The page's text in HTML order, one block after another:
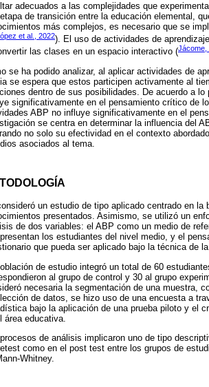
adecuados a las complejidades que
de transición entre la educación elemental,
más complejos, es necesario que se
et al., 2022). El uso de actividades de
las clases en un espacio interactivo (Jácome,
se ha podido analizar, al aplicar actividades de
se espera que estos participen activamente al
dentro de sus posibilidades. De acuerdo a
significativamente en el pensamiento crítico de
ABP no influye significativamente en el
se centra en determinar la influencia del
no solo su efectividad en el contexto
asociados al tema.
un estudio de tipo aplicado centrado en
presentados. Asimismo, se utilizó un
de dos variables: el ABP como un medio de
los estudiantes del nivel medio, y el
que pueda ser aplicado bajo la técnica de
de estudio integró un total de 60
al grupo de control y 30 al grupo
necesaria la segmentación de una muestra,
de datos, se hizo uso de una encuesta a
bajo la aplicación de una prueba piloto y el
área educativa.
procesos de análisis implicaron uno de tipo
como en el post test entre los grupos de
Whitney.